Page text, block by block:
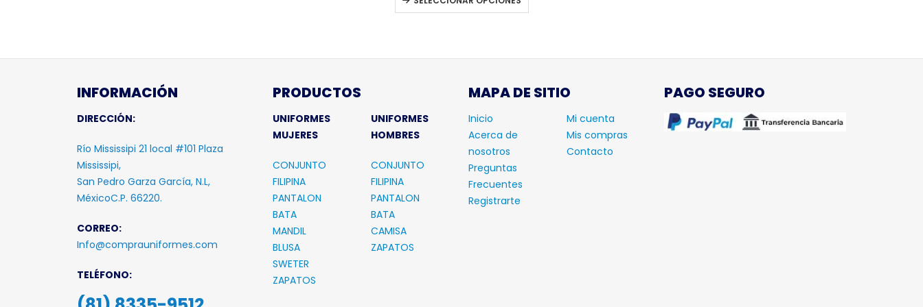
INFORMACIÓN
DIRECCIÓN:
Río Mississipi 21 local #101 Plaza
Mississipi,
San Pedro Garza García, N.L,
MéxicoC.P. 66220.
CORREO:
Info@comprauniformes.com
TELÉFONO:
PRODUCTOS
UNIFORMES
MUJERES
CONJUNTO
FILIPINA
PANTALON
BATA
MANDIL
BLUSA
SWETER
ZAPATOS
UNIFORMES
HOMBRES
CONJUNTO
FILIPINA
PANTALON
BATA
CAMISA
ZAPATOS
MAPA DE SITIO
Inicio
Acerca de
nosotros
Preguntas
Frecuentes
Registrarte
Mi cuenta
Mis compras
Contacto
PAGO SEGURO